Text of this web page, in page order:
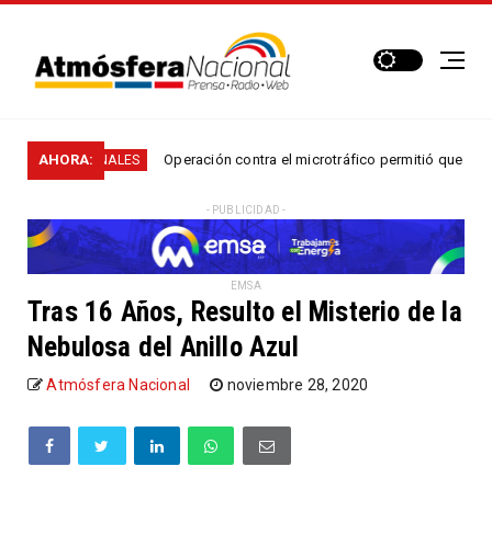
AHORA:Operación contra el microtráfico permitió que la Policía
- PUBLICIDAD -
EMSA
Tras 16 Años, Resulto el Misterio de la
Nebulosa del Anillo Azul
Atmósfera Nacional noviembre 28, 2020